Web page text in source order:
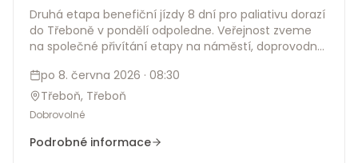
Druhá etapa benefiční jízdy 8 dní pro paliativu dorazí
do Třeboně v pondělí odpoledne. Veřejnost zveme
na společné přivítání etapy na náměstí, doprovodný
8dní, 8hodin v sále ZUŠ.
po 8. června 2026 · 08:30
Třeboň, Třeboň
Dobrovolné
Podrobné informace